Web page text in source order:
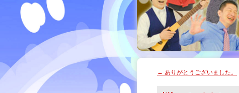
← ありがとうございました。